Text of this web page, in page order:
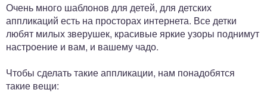
Очень много шаблонов для детей, для детских
аппликаций есть на просторах интернета. Все детки
любят милых зверушек, красивые яркие узоры поднимут
настроение и вам, и вашему чадо.
Чтобы сделать такие аппликации, нам понадобятся
такие вещи: